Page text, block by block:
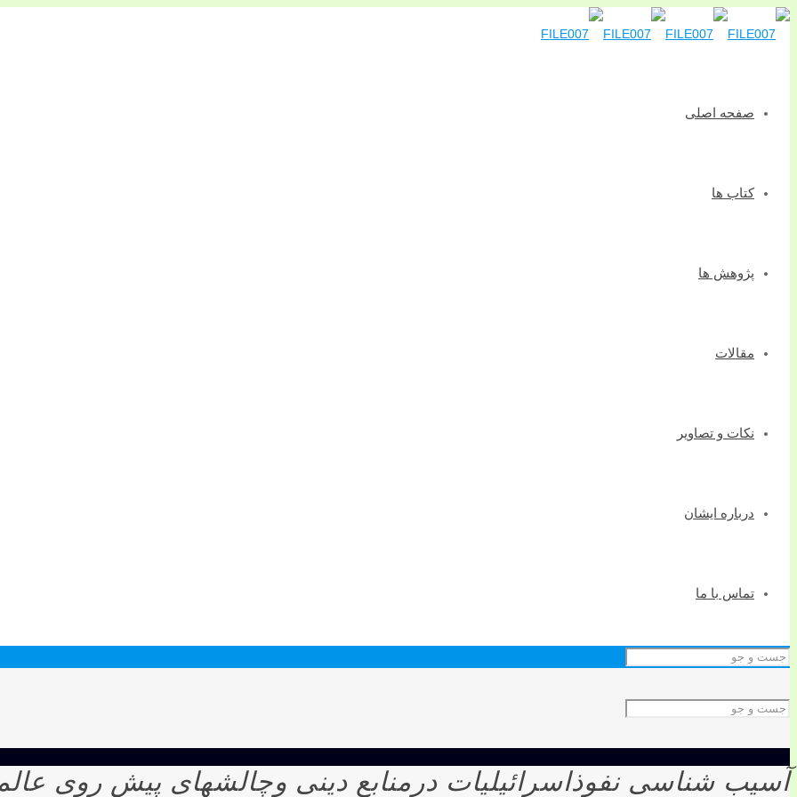
صفحه اصلی
کتاب ها
پژوهش ها
مقالات
نکات و تصاویر
درباره ایشان
تماس با ما
آسیب شناسی نفوذاسرائیلیات درمنابع دینی وچالشهای پیش روی